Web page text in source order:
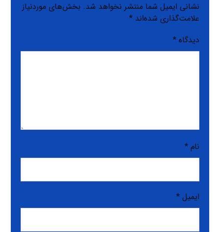
نشانی ایمیل شما منتشر نخواهد شد. بخش‌های موردنیاز
علامت‌گذاری شده‌اند*
دیدگاه*
نام*
ایمیل*